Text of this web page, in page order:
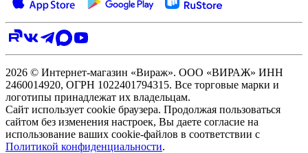
2026 © Интернет-магазин «Вираж». ООО «ВИРАЖ» ИНН
2460014920, ОГРН 1022401794315. Все торговые марки и
логотипы принадлежат их владельцам.
Сайт использует cookie браузера. Продолжая пользоваться
сайтом без изменения настроек, Вы даете согласие на
использование ваших cookie-файлов в соответствии с
Политикой конфиденциальности.